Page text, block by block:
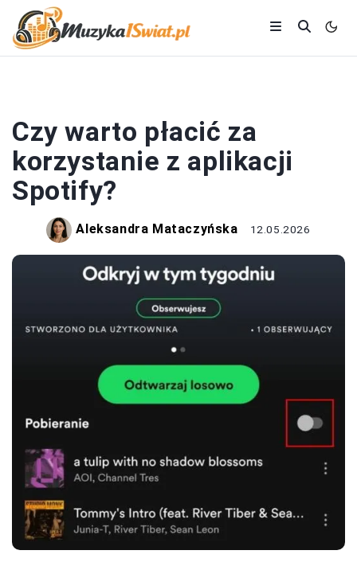
Czy warto płacić za
korzystanie z aplikacji
Spotify?
Aleksandra Mataczyńska 12.05.2026